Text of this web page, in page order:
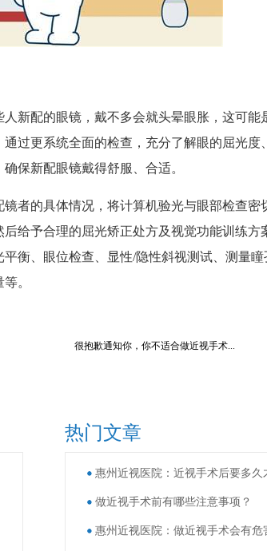
配的眼镜，戴不多会就头晕眼胀，这可能
过更系统全面的检查，充分了解眼的屈光度
保新配眼镜戴得舒服、合适。
者的具体情况，将计算机验光与眼部检查密
给予合理的屈光矫正处方及视觉功能训练方
衡、眼位检查、显性/隐性斜视测试、测量
。
很抱歉通知你，你不适合做近视手术...
热门文章
惠州近视医院：近视手术后要多久
做近视手术前有哪些注意事项？
惠州近视医院：做近视手术会有危